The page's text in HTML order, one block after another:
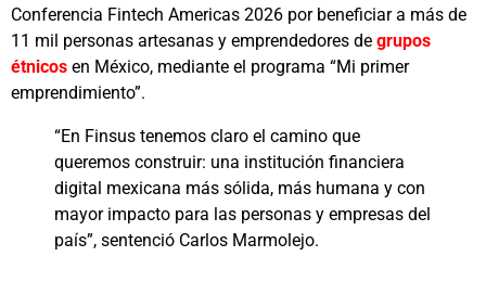
Conferencia Fintech Americas 2026 por beneficiar a más de
11 mil personas artesanas y emprendedores de grupos
étnicos en México, mediante el programa “Mi primer
emprendimiento”.
“En Finsus tenemos claro el camino que
queremos construir: una institución financiera
digital mexicana más sólida, más humana y con
mayor impacto para las personas y empresas del
país”, sentenció Carlos Marmolejo.